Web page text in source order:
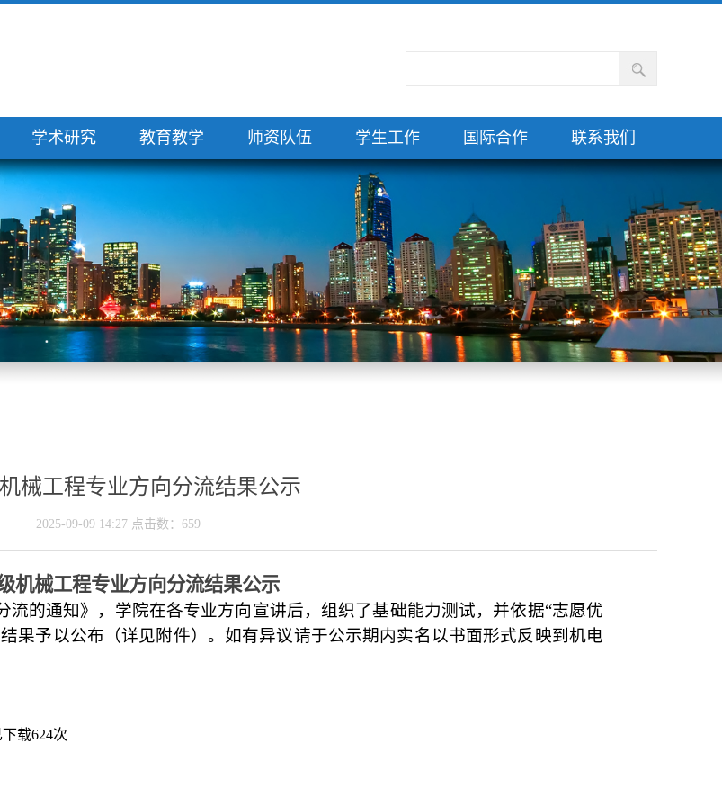
学术研究 教育教学 师资队伍 学生工作 国际合作 联系我们
械工程专业方向分流结果公示
2025-09-09 14:27 点击数： 659
机械工程专业方向分流结果公示
流的通知》， 学院在各专业方向宣讲后，组织了基础能力测试，并依据“志愿优
果予以公布 （详见附件） 。如有异议请于公示期内实名以书面形式反映到机电
下载624次